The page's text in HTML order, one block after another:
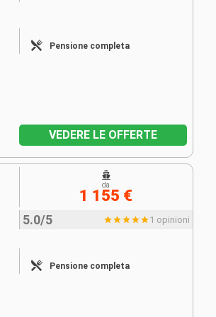
Pensione completa
VEDERE LE OFFERTE
5.0/5 1 opinioni
Pensione completa
da
1 155 €